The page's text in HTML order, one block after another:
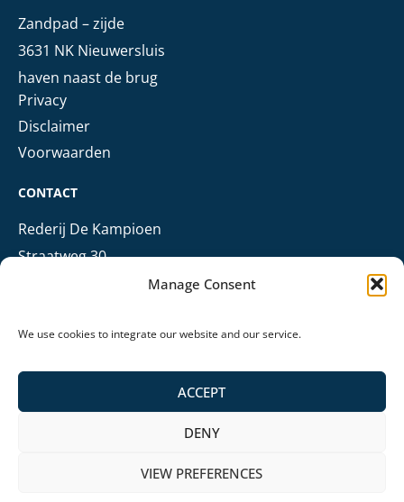
Manage Consent
We use cookies to integrate our website and our service.
ACCEPT
DENY
VIEW PREFERENCES
Zandpad – zijde
3631 NK Nieuwersluis
haven naast de brug
Privacy
Disclaimer
Voorwaarden
CONTACT
Rederij De Kampioen
Straatweg 30
+31 (0)346 724 009
© Rederij De KampioenAlgemene voorwaarden
Website door Studio Campo